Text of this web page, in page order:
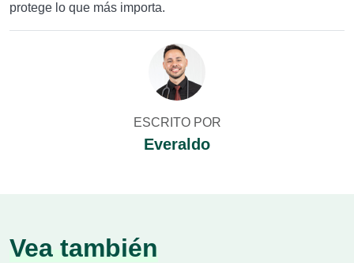
protege lo que más importa.
ESCRITO POR
Everaldo
Vea también